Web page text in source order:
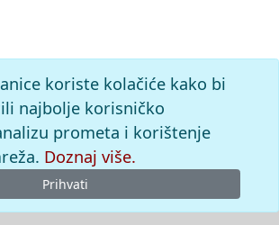
koriste kolačiće kako bi
najbolje korisničko
prometa i korištenje
Doznaj više.
Prihvati
zavodMiroslav Krleža